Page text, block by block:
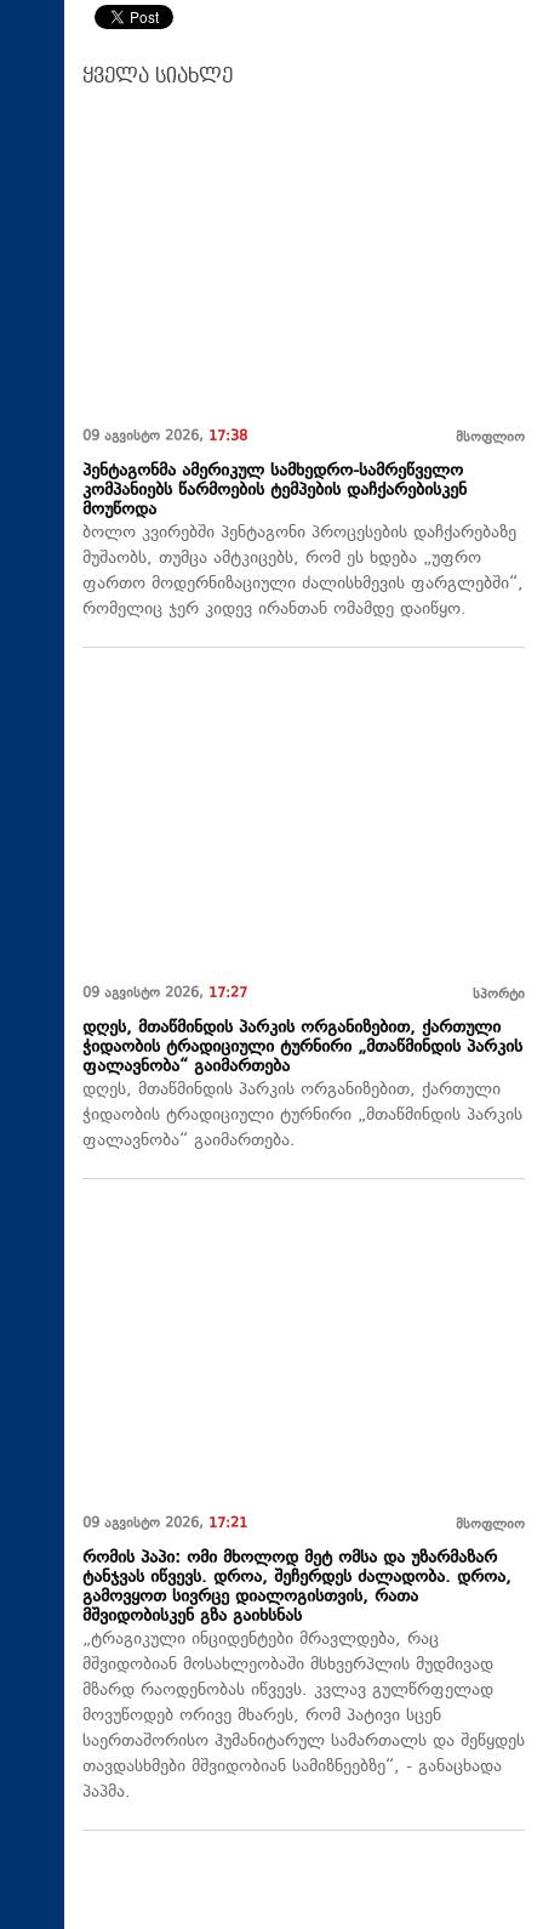
ყველა სიახლე
09 აგვისტო 2026, 17:38 მსოფლიო
პენტაგონმა ამერიკულ სამხედრო-სამრეწველო
კომპანიებს წარმოების ტემპების დაჩქარებისკენ
მოუწოდა
ბოლო კვირებში პენტაგონი პროცესების დაჩქარებაზე
მუშაობს, თუმცა ამტკიცებს, რომ ეს ხდება „უფრო
ფართო მოდერნიზაციული ძალისხმევის ფარგლებში“,
რომელიც ჯერ კიდევ ირანთან ომამდე დაიწყო.
09 აგვისტო 2026, 17:27 სპორტი
დღეს, მთაწმინდის პარკის ორგანიზებით, ქართული
ჭიდაობის ტრადიციული ტურნირი „მთაწმინდის პარკის
ფალავნობა“ გაიმართება
დღეს, მთაწმინდის პარკის ორგანიზებით, ქართული
ჭიდაობის ტრადიციული ტურნირი „მთაწმინდის პარკის
ფალავნობა“ გაიმართება.
09 აგვისტო 2026, 17:21 მსოფლიო
რომის პაპი: ომი მხოლოდ მეტ ომსა და უზარმაზარ
ტანჯვას იწვევს. დროა, შეჩერდეს ძალადობა. დროა,
გამოვყოთ სივრცე დიალოგისთვის, რათა
მშვიდობისკენ გზა გაიხსნას
„ტრაგიკული ინციდენტები მრავლდება, რაც
მშვიდობიან მოსახლეობაში მსხვერპლის მუდმივად
მზარდ რაოდენობას იწვევს. კვლავ გულწრფელად
მოვუწოდებ ორივე მხარეს, რომ პატივი სცენ
საერთაშორისო ჰუმანიტარულ სამართალს და შეწყდეს
თავდასხმები მშვიდობიან სამიზნეებზე“, - განაცხადა
პაპმა.